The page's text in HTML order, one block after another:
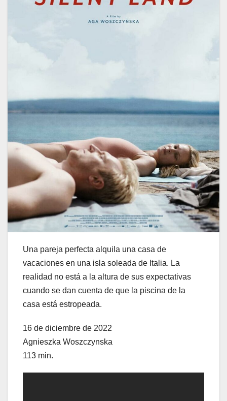
Una pareja perfecta alquila una casa de
vacaciones en una isla soleada de Italia. La
realidad no está a la altura de sus expectativas
cuando se dan cuenta de que la piscina de la
casa está estropeada.
16 de diciembre de 2022
Agnieszka Woszczynska
113 min.